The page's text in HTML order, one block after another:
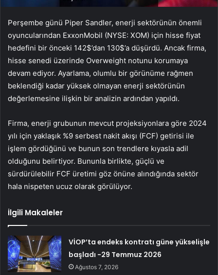
Perşembe günü Piper Sandler, enerji sektörünün önemli
oyuncularından ExxonMobil (NYSE: XOM) için hisse fiyat
hedefini bir önceki 142$’dan 130$’a düşürdü. Ancak firma,
hisse senedi üzerinde Overweight notunu korumaya
devam ediyor. Ayarlama, olumlu bir görünüme rağmen
beklendiği kadar yüksek olmayan enerji sektörünün
değerlemesine ilişkin bir analizin ardından yapıldı.
Firma, enerji grubunun mevcut projeksiyonlara göre 2024
yılı için yaklaşık %9 serbest nakit akışı (FCF) getirisi ile
işlem gördüğünü ve bunun son trendlere kıyasla adil
olduğunu belirtiyor. Bununla birlikte, güçlü ve
sürdürülebilir FCF üretimi göz önüne alındığında sektör
hala nispeten ucuz olarak görülüyor.
İlgili Makaleler
VİOP’ta endeks kontratı güne yükselişle
başladı -29 Temmuz 2026
Ağustos 7, 2026